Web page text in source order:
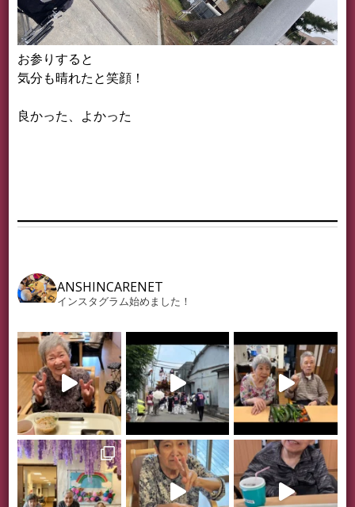
お参りすると
気分も晴れたと笑顔！
良かった、よかった
ANSHINCARENET
インスタグラム始めました！